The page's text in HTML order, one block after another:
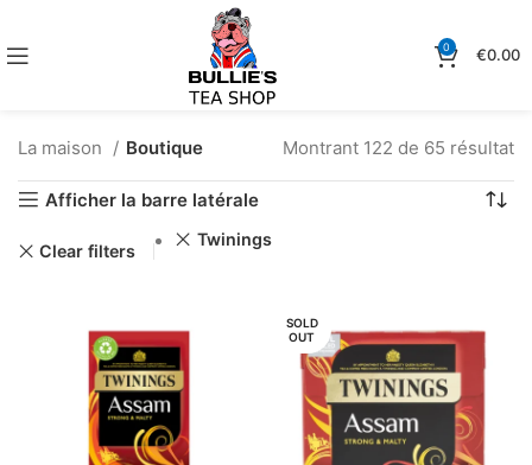
0 €0.00
La maison Boutique Montrant 122 de 65 résultat
Afficher la barre latérale
Clear filters
Twinings
SOLD
OUT